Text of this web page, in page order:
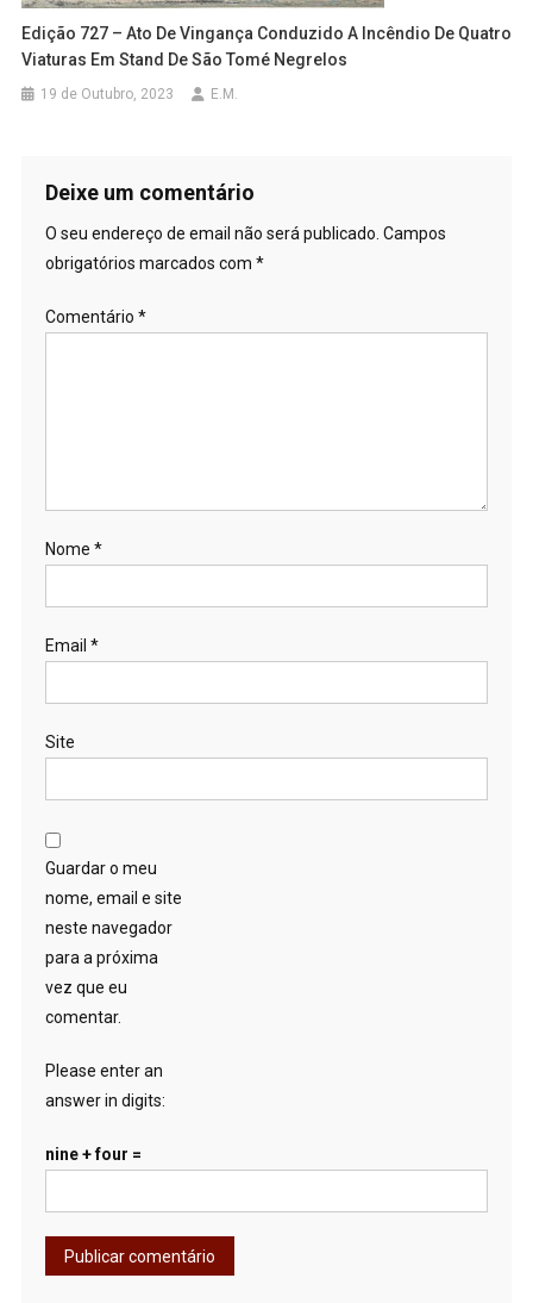
Edição 727 – Ato De Vingança Conduzido A Incêndio De Quatro
Viaturas Em Stand De São Tomé Negrelos
19 de Outubro, 2023 E.M.
Deixe um comentário
O seu endereço de email não será publicado. Campos
obrigatórios marcados com *
Comentário *
Nome *
Email *
Site
Guardar o meu
nome, email e site
neste navegador
para a próxima
vez que eu
comentar.
Please enter an
answer in digits:
nine + four =